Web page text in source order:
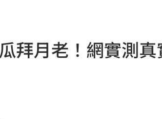
反攻關鍵曝光
專為台灣生產 07:14
莫茲達成協議
顧她卻被岳母告
拜月老！網實測